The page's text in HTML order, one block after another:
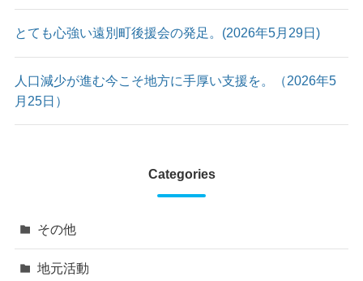
とても心強い遠別町後援会の発足。(2026年5月29日)
人口減少が進む今こそ地方に手厚い支援を。（2026年5
月25日）
Categories
その他
地元活動